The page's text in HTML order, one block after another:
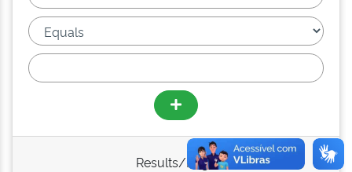
Results/Page